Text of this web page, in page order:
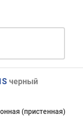
черный
(пристенная)